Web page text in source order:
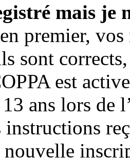
mais je
premier,
sont
est
ans lors de
instructions
nouvelle